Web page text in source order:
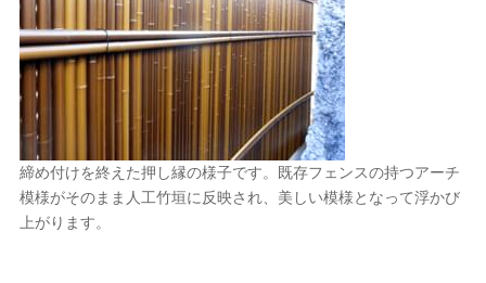
締め付けを終えた押し縁の様子です。既存フェンスの持つアーチ
模様がそのまま人工竹垣に反映され、美しい模様となって浮かび
上がります。